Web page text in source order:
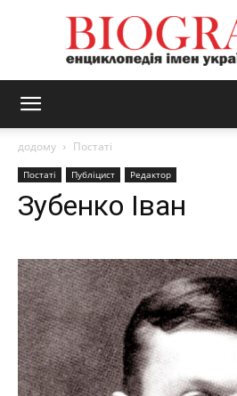
додому Постаті
Постаті Публіцист Редактор
Зубенко Іван